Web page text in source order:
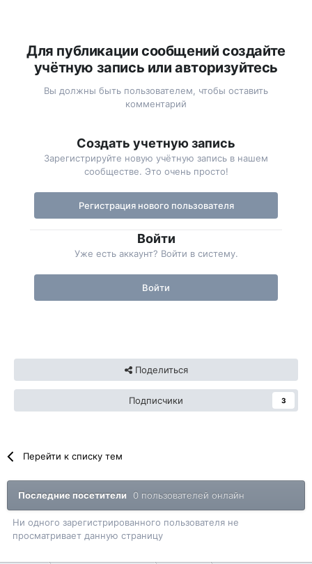
Для публикации сообщений создайте
учётную запись или авторизуйтесь
Вы должны быть пользователем, чтобы оставить
комментарий
Создать учетную запись
Зарегистрируйте новую учётную запись в нашем
сообществе. Это очень просто!
Регистрация нового пользователя
Войти
Уже есть аккаунт? Войти в систему.
Войти
Поделиться
Подписчики 3
Перейти к списку тем
Последние посетители 0 пользователей онлайн
Ни одного зарегистрированного пользователя не
просматривает данную страницу